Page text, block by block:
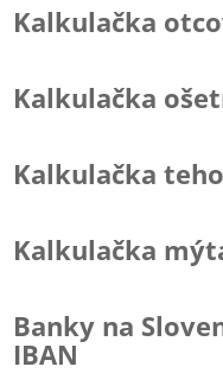
Kalkulačka
Kalkulačka
Kalkulačka
Kalkulačka
Banky na
IBAN